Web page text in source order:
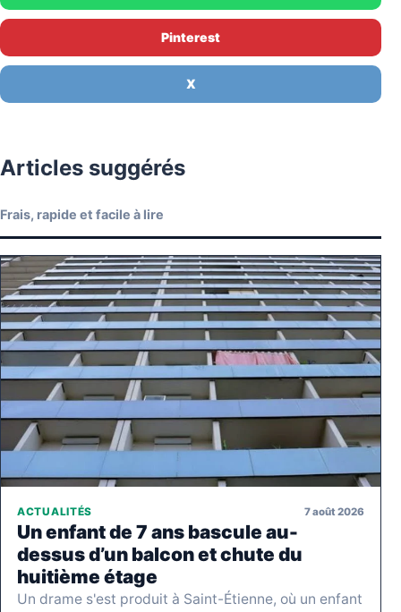
Pinterest
X
Articles suggérés
Frais, rapide et facile à lire
ACTUALITÉS 7 août 2026
Un enfant de 7 ans bascule au-
dessus d’un balcon et chute du
huitième étage
Un drame s'est produit à Saint-Étienne, où un enfant